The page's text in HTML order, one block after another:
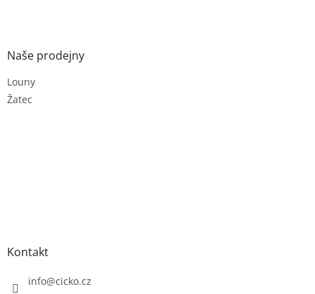
Naše prodejny
Louny
Žatec
Kontakt
info@cicko.cz